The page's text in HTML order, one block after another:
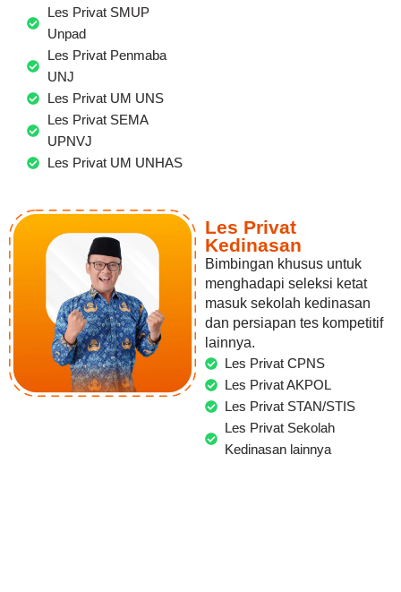
Les Privat SMUP
Unpad
Les Privat Penmaba
UNJ
Les Privat UM UNS
Les Privat SEMA
UPNVJ
Les Privat UM UNHAS
Les Privat
Kedinasan
Bimbingan khusus untuk
menghadapi seleksi ketat
masuk sekolah kedinasan
dan persiapan tes kompetitif
lainnya.
Les Privat CPNS
Les Privat AKPOL
Les Privat STAN/STIS
Les Privat Sekolah
Kedinasan lainnya